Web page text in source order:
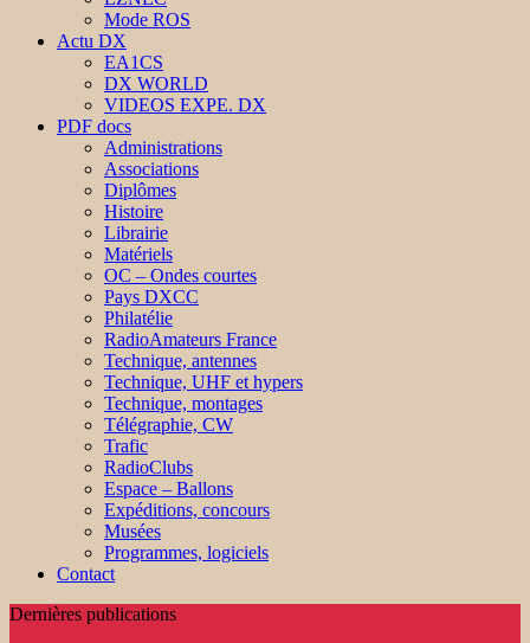
Mode ROS
Actu DX
EA1CS
DX WORLD
VIDEOS EXPE. DX
PDF docs
Administrations
Associations
Diplômes
Histoire
Librairie
Matériels
OC – Ondes courtes
Pays DXCC
Philatélie
RadioAmateurs France
Technique, antennes
Technique, UHF et hypers
Technique, montages
Télégraphie, CW
Trafic
RadioClubs
Espace – Ballons
Expéditions, concours
Musées
Programmes, logiciels
Contact
Dernières publications